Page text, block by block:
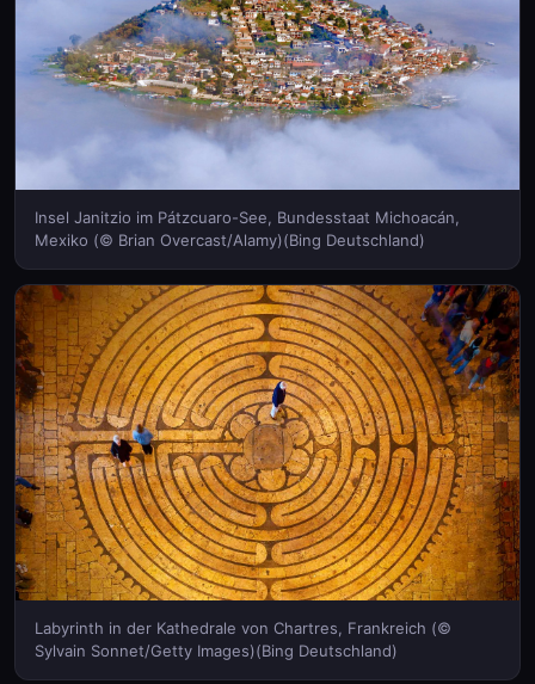
Insel Janitzio im Pátzcuaro-See, Bundesstaat Michoacán,
Mexiko (© Brian Overcast/Alamy)(Bing Deutschland)
Labyrinth in der Kathedrale von Chartres, Frankreich (©
Sylvain Sonnet/Getty Images)(Bing Deutschland)